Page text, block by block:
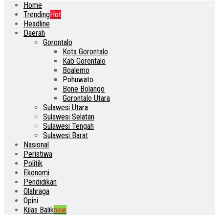
Home
TrendingHot
Headline
Daerah
Gorontalo
Kota Gorontalo
Kab Gorontalo
Boalemo
Pohuwato
Bone Bolango
Gorontalo Utara
Sulawesi Utara
Sulawesi Selatan
Sulawesi Tengah
Sulawesi Barat
Nasional
Peristiwa
Politik
Ekonomi
Pendidikan
Olahraga
Opini
Kilas Baliknew